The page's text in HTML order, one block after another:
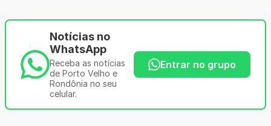
Notícias no
WhatsApp
Receba as notícias
de Porto Velho e
Rondônia no seu
celular.
Entrar no grupo